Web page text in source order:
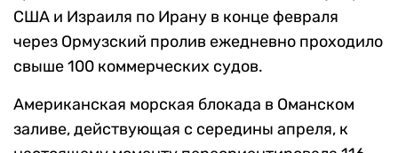
США и Израиля по Ирану в конце февраля
через Ормузский пролив ежедневно проходило
свыше 100 коммерческих судов.
Американская морская блокада в Оманском
заливе, действующая с середины апреля, к